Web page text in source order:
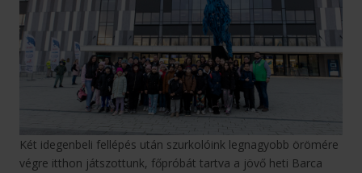
Két idegenbeli fellépés után szurkolóink legnagyobb örömére
végre itthon játszottunk, főpróbát tartva a jövő heti Barca